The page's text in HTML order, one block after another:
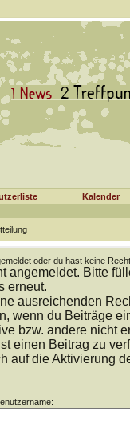
Kalender
oder du hast keine
angemeldet. Bitte
erneut.
ausreichenden
wenn du Beiträge
bzw. andere nicht
einen Beitrag zu
auf die Aktivierung